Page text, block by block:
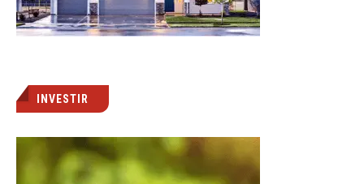
INVESTIR